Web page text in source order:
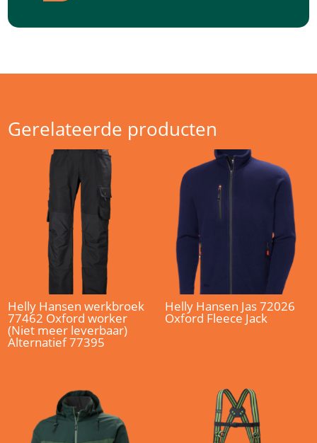
Gerelateerde producten
Helly Hansen werkbroek
77462 Oxford worker
(Niet meer leverbaar)
Alternatief 77395
Helly Hansen Jas 72026
Oxford Fleece Jack